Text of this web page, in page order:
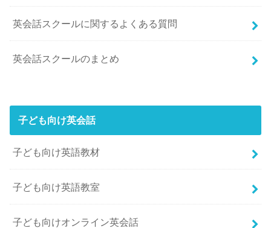
英会話スクールに関するよくある質問
英会話スクールのまとめ
子ども向け英会話
子ども向け英語教材
子ども向け英語教室
子ども向けオンライン英会話